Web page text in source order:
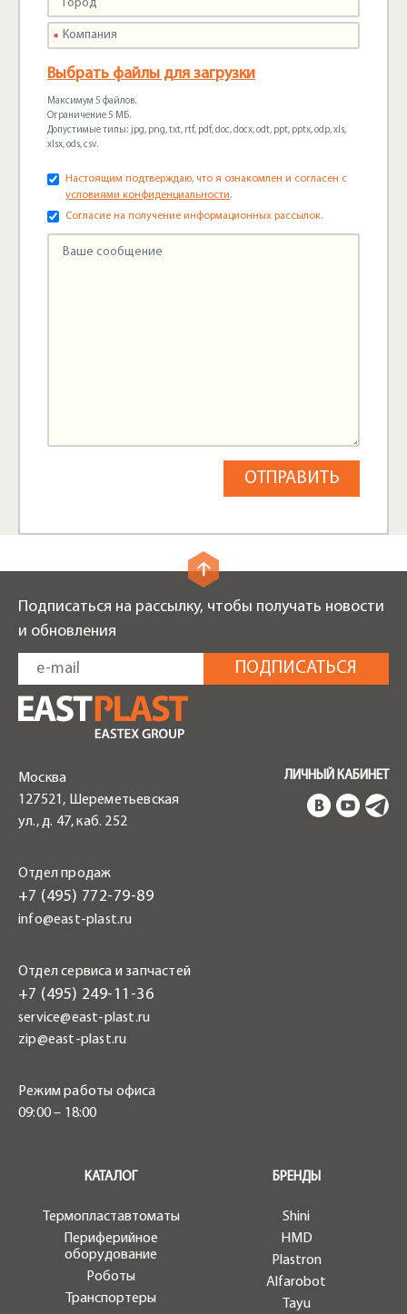
Выбрать файлы для загрузки
Максимум 5 файлов.
Ограничение 5 МБ.
Допустимые типы: jpg, png, txt, rtf, pdf, doc, docx, odt, ppt, pptx, odp, xls,
xlsx, ods, csv.
Настоящим подтверждаю, что я ознакомлен и согласен с
условиями конфиденциальности.
Согласие на получение информационных рассылок.
Подписаться на рассылку, чтобы получать новости
и обновления
Москва
127521, Шереметьевская
ул., д. 47, каб. 252
Отдел продаж
+7 (495) 772-79-89
info@east-plast.ru
Отдел сервиса и запчастей
+7 (495) 249-11-36
service@east-plast.ru
zip@east-plast.ru
Режим работы офиса
09:00 – 18:00
ЛИЧНЫЙ КАБИНЕТ
КАТАЛОГ
Термопластавтоматы
Периферийное
оборудование
Роботы
Транспортеры
БРЕНДЫ
Shini
HMD
Plastron
Alfarobot
Tayu